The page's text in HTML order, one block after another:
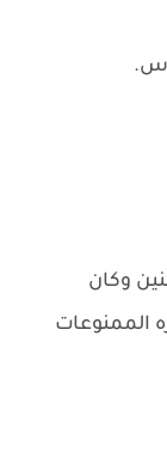
وكان
الممنوعات